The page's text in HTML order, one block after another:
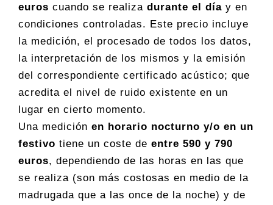
euros cuando se realiza durante el díay en
condiciones controladas. Este precio incluye
la medición, el procesado de todos los datos,
la interpretación de los mismos y la emisión
del correspondiente certificado acústico; que
acredita el nivel de ruido existente en un
lugar en cierto momento.
Una medición en horario nocturno y/o en un
festivo tiene un coste de entre 590 y 790
euros, dependiendo de las horas en las que
se realiza (son más costosas en medio de la
madrugada que a las once de la noche) y de